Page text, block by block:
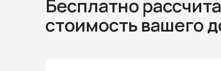
Бесплатно
стоимость вашего